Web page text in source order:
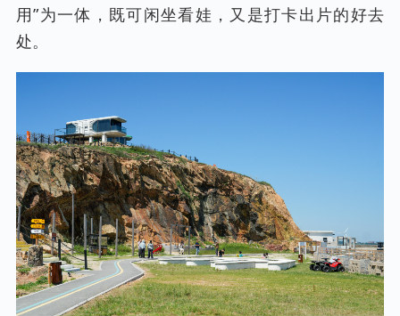
用”为一体，既可闲坐看娃，又是打卡出片的好去
处。